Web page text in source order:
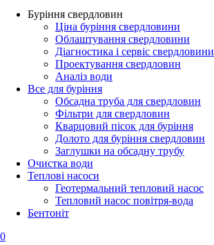
Буріння свердловин
Ціна буріння свердловини
Облаштування свердловини
Діагностика і сервіс свердловини
Проектування свердловин
Аналіз води
Все для буріння
Обсадна труба для свердловин
Фільтри для свердловин
Кварцовий пісок для буріння
Долото для буріння свердловин
Заглушки на обсадну трубу
Очистка води
Теплові насоси
Геотермальний тепловий насос
Тепловий насос повітря-вода
Бентоніт
0